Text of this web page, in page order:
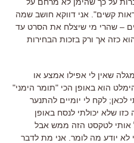
קשים". אני דווקא חושב שמה
– שהרי מי שיצלח את הסרט עד
כזה אך ורק בזכות הבחירות
שאין לי אפילו אמצע או
הוא באופן הכי "תומר הימני"
לכאן; לקח לי יומיים להתנער
שלא יכולתי לנסח באופן
אותי לטקסט הזה ממש אבל
יודע מה לומר אני מת לדבר